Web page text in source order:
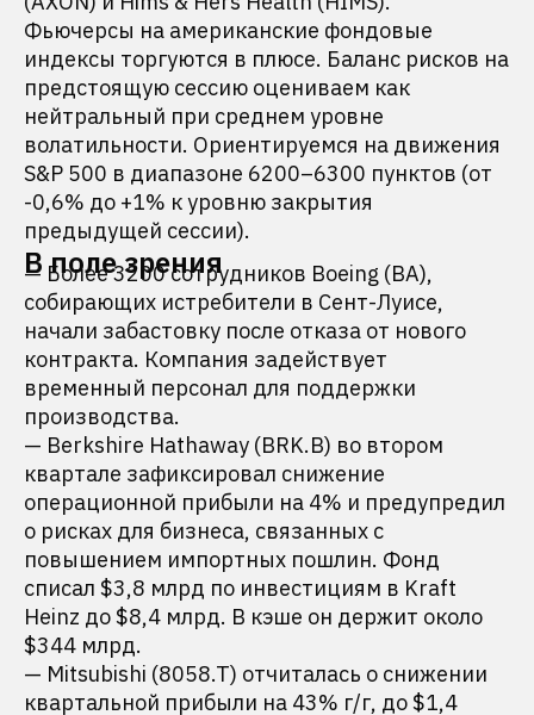
Фьючерсы на американские фондовые
индексы торгуются в плюсе. Баланс рисков на
предстоящую сессию оцениваем как
нейтральный при среднем уровне
волатильности. Ориентируемся на движения
S&P 500 в диапазоне 6200–6300 пунктов (от
-0,6% до +1% к уровню закрытия
предыдущей сессии).
В поле зрения
— Более 3200 сотрудников Boeing (BA),
собирающих истребители в Сент-Луисе,
начали забастовку после отказа от нового
контракта. Компания задействует
временный персонал для поддержки
производства.
— Berkshire Hathaway (BRK.B) во втором
квартале зафиксировал снижение
операционной прибыли на 4% и предупредил
о рисках для бизнеса, связанных с
повышением импортных пошлин. Фонд
списал $3,8 млрд по инвестициям в Kraft
Heinz до $8,4 млрд. В кэше он держит около
$344 млрд.
— Mitsubishi (8058.T) отчиталась о снижении
квартальной прибыли на 43% г/г, до $1,4